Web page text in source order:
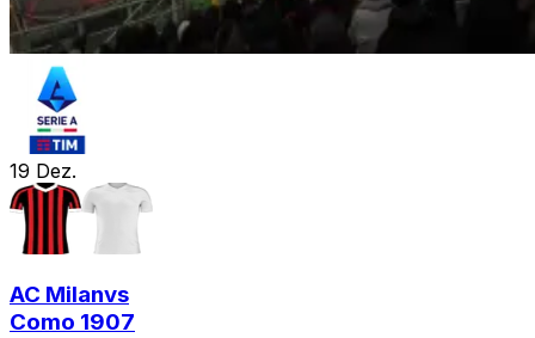
19 Dez.
AC Milanvs
Como 1907